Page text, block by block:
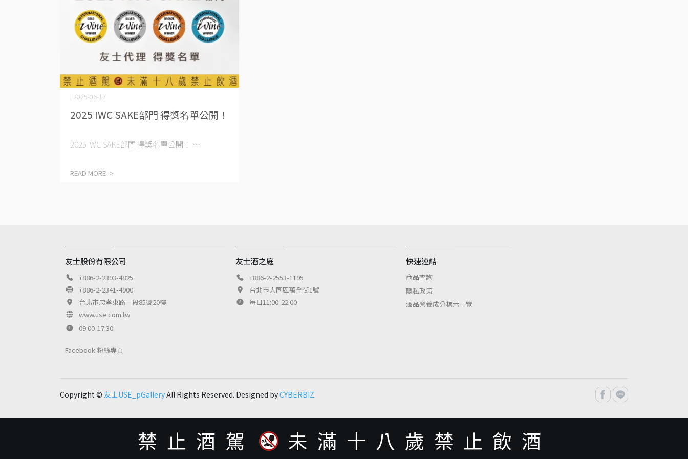
2025 IWC SAKE部門 得獎名單公開！
| 2025-06-17
2025 IWC SAKE部門 得獎名單公開！ ⋯
READ MORE ->
友士股份有限公司
+886-2-2393-4825
+886-2-2341-4900
台北市忠孝東路一段85號20樓
www.use.com.tw
09:00-17:30
友士酒之庭
+886-2-2553-1195
台北市大同區萬全街1號
每日11:00-22:00
快速連結
商品查詢
隱私政策
酒品營養成分標示一覽
Facebook 粉絲專頁
Copyright © 友士USE_pGalleryAll Rights Reserved. Designed byCYBERBIZ.
禁止酒駕 未滿十八歲禁止飲酒